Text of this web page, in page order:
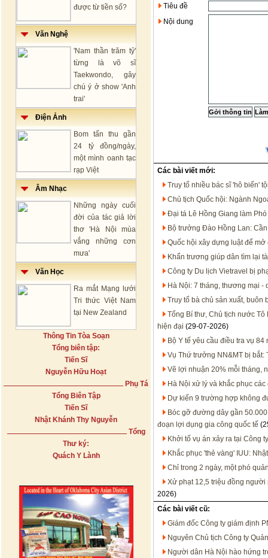
được từ tiền số?
Văn Nghệ
'Nam thần trăm tỷ'
từng là võ sĩ
Taekwondo, gây
chú ý ở show 'Anh
trai'
Điện Ảnh
Bom tấn thu gần
24 tỷ đồng/ngày,
một mình oanh tạc
rạp Việt
Âm Nhạc
Những ngày cuối
đời của tác giả lời
thơ 'Hà Nội mùa
vắng những cơn
mưa'
Văn Học
Ra mắt Mạng lưới
Tri thức Việt Nam
tại New Zealand
Thông Tin Tòa Soạn
Tổng biên tập:
Tiến Sĩ
Nguyễn Hữu Hoạt
Phụ Tá
Tổng Biên Tập
Tiến Sĩ
Nhật Khánh Thy Nguyễn
Tổng
Thư ký:
Quách Y Lành
Tiêu đề
Nội dung
Các bài viết mới:
Truy tố nhiều bác sĩ 'hô biến'
Chủ tịch Quốc hội: Ngành
Đại tá Lê Hồng Giang làm
Bộ trưởng Đào Hồng Lan:
Quốc hội xây dựng luật để
Khẩn trương giúp dân tìm lại
Công ty Du lịch Vietravel bị
Hà Nội: 7 tháng, thương mại -
Truy tố bà chủ sản xuất, buôn
Tổng Bí thư, Chủ tịch nước
hiện đại (29-07-2026)
Bộ Y tế yêu cầu điều tra vụ
Vụ Thứ trưởng NN&MT bị bắt:
Vẽ lợi nhuận 20% mỗi tháng,
Hà Nội xử lý và khắc phục
Dự kiến 9 trường hợp không
Bóc gỡ đường dây gần
đoạn lợi dụng gia công quốc tế
Khởi tố vụ án xảy ra tại Công
Khắc phục 'thẻ vàng' IUU:
Chỉ trong 2 ngày, một phó
Xử phạt 12,5 triệu đồng người
2026)
Các bài viết cũ:
Giám đốc Công ty giám định
Nguyên Chủ tịch Công ty
Người dân Hà Nội hào hứng